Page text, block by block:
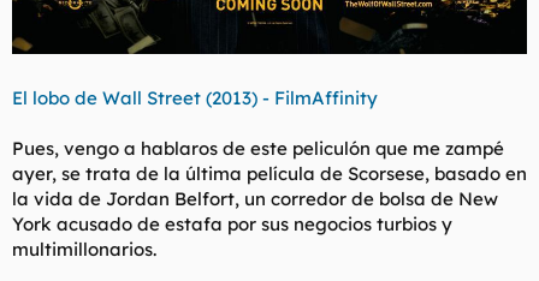
El lobo de Wall Street (2013) - FilmAffinity
Pues, vengo a hablaros de este peliculón que me zampé
ayer, se trata de la última película de Scorsese, basado en
la vida de Jordan Belfort, un corredor de bolsa de New
York acusado de estafa por sus negocios turbios y
multimillonarios.